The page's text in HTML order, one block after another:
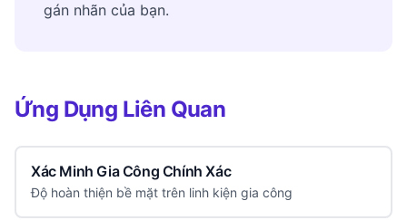
gán nhãn của bạn.
Ứng Dụng Liên Quan
Xác Minh Gia Công Chính Xác
Độ hoàn thiện bề mặt trên linh kiện gia công